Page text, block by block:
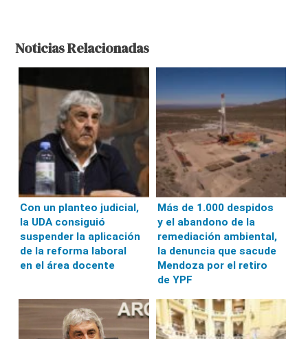
Noticias Relacionadas
Con un planteo judicial,
la UDA consiguió
suspender la aplicación
de la reforma laboral
en el área docente
Más de 1.000 despidos
y el abandono de la
remediación ambiental,
la denuncia que sacude
Mendoza por el retiro
de YPF